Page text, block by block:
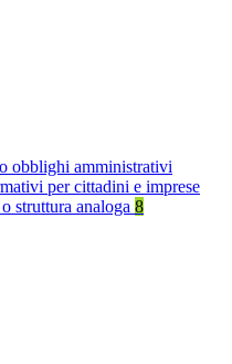
obblighi amministrativi
per cittadini e imprese
struttura analoga 8